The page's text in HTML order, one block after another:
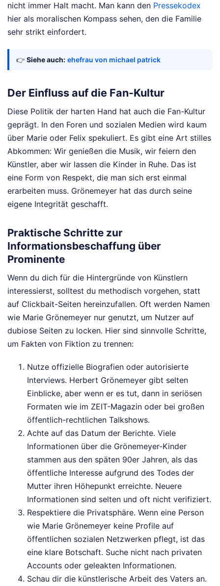
nicht immer Halt macht. Man kann den Pressekodex
hier als moralischen Kompass sehen, den die Familie
sehr strikt einfordert.
👉 Siehe auch: ehefrau von michael patrick
Der Einfluss auf die Fan-Kultur
Diese Politik der harten Hand hat auch die Fan-Kultur
geprägt. In den Foren und sozialen Medien wird kaum
über Marie oder Felix spekuliert. Es gibt eine Art stilles
Abkommen: Wir genießen die Musik, wir feiern den
Künstler, aber wir lassen die Kinder in Ruhe. Das ist
eine Form von Respekt, die man sich erst einmal
erarbeiten muss. Grönemeyer hat das durch seine
eigene Integrität geschafft.
Praktische Schritte zur
Informationsbeschaffung über
Prominente
Wenn du dich für die Hintergründe von Künstlern
interessierst, solltest du methodisch vorgehen, statt
auf Clickbait-Seiten hereinzufallen. Oft werden Namen
wie Marie Grönemeyer nur genutzt, um Nutzer auf
dubiose Seiten zu locken. Hier sind sinnvolle Schritte,
um Fakten von Fiktion zu trennen:
Nutze offizielle Biografien oder autorisierte
Interviews. Herbert Grönemeyer gibt selten
Einblicke, aber wenn er es tut, dann in seriösen
Formaten wie im ZEIT-Magazin oder bei großen
öffentlich-rechtlichen Talkshows.
Achte auf das Datum der Berichte. Viele
Informationen über die Grönemeyer-Kinder
stammen aus den späten 90er Jahren, als das
öffentliche Interesse aufgrund des Todes der
Mutter ihren Höhepunkt erreichte. Neuere
Informationen sind selten und oft nicht verifiziert.
Respektiere die Privatsphäre. Wenn eine Person
wie Marie Grönemeyer keine Profile auf
öffentlichen sozialen Netzwerken pflegt, ist das
eine klare Botschaft. Suche nicht nach privaten
Accounts oder geleakten Informationen.
Schau dir die künstlerische Arbeit des Vaters an.